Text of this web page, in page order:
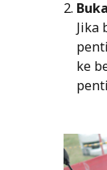
Jika
ke